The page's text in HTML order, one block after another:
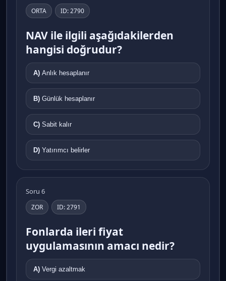
ORTA ID: 2790
NAV ile ilgili aşağıdakilerden
hangisi doğrudur?
A) Anlık hesaplanır
B) Günlük hesaplanır
C) Sabit kalır
D) Yatırımcı belirler
Soru 6
ZOR ID: 2791
Fonlarda ileri fiyat
uygulamasının amacı nedir?
A) Vergi azaltmak